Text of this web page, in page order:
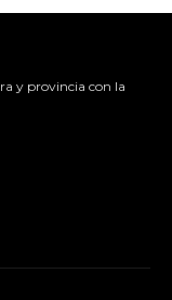
y provincia con la